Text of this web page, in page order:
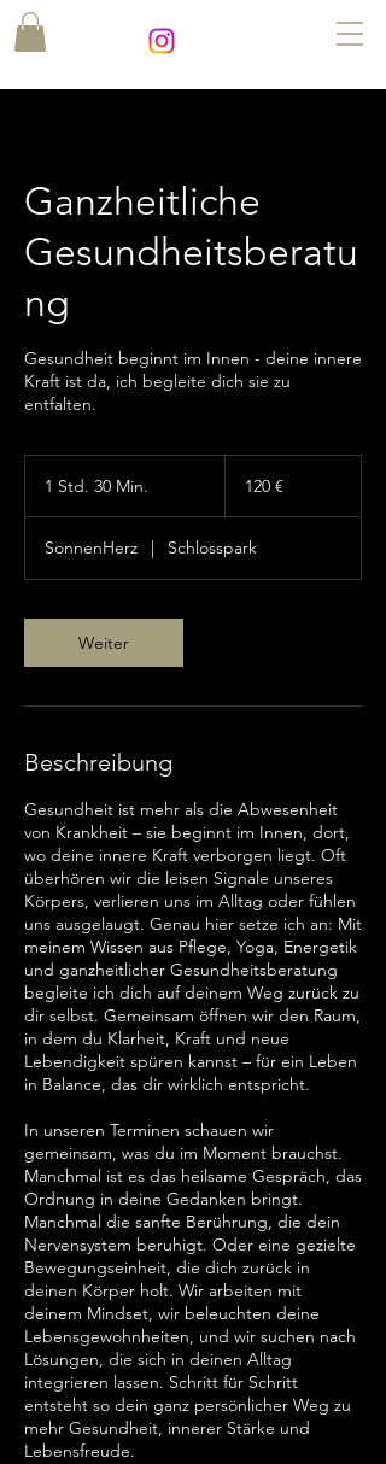
Ganzheitliche
Gesundheitsberatu
ng
Gesundheit beginnt im Innen - deine innere
Kraft ist da, ich begleite dich sie zu
entfalten.
1 Std. 30 Min.
d
3
M
n
120 €
SonnenHerz Schlosspark
Weiter
Beschreibung
Gesundheit ist mehr als die Abwesenheit
von Krankheit – sie beginnt im Innen, dort,
wo deine innere Kraft verborgen liegt. Oft
überhören wir die leisen Signale unseres
Körpers, verlieren uns im Alltag oder fühlen
uns ausgelaugt. Genau hier setze ich an: Mit
meinem Wissen aus Pflege, Yoga, Energetik
und ganzheitlicher Gesundheitsberatung
begleite ich dich auf deinem Weg zurück zu
dir selbst. Gemeinsam öffnen wir den Raum,
in dem du Klarheit, Kraft und neue
Lebendigkeit spüren kannst – für ein Leben
in Balance, das dir wirklich entspricht.
In unseren Terminen schauen wir
gemeinsam, was du im Moment brauchst.
Manchmal ist es das heilsame Gespräch, das
Ordnung in deine Gedanken bringt.
Manchmal die sanfte Berührung, die dein
Nervensystem beruhigt. Oder eine gezielte
Bewegungseinheit, die dich zurück in
deinen Körper holt. Wir arbeiten mit
deinem Mindset, wir beleuchten deine
Lebensgewohnheiten, und wir suchen nach
Lösungen, die sich in deinen Alltag
integrieren lassen. Schritt für Schritt
entsteht so dein ganz persönlicher Weg zu
mehr Gesundheit, innerer Stärke und
Lebensfreude.